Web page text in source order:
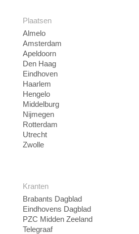
Plaatsen
Almelo
Amsterdam
Apeldoorn
Den Haag
Eindhoven
Haarlem
Hengelo
Middelburg
Nijmegen
Rotterdam
Utrecht
Zwolle
Kranten
Brabants Dagblad
Eindhovens Dagblad
PZC Midden Zeeland
Telegraaf